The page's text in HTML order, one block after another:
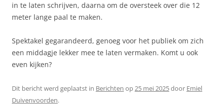
in te laten schrijven, daarna om de oversteek over die 12
meter lange paal te maken.
Spektakel gegarandeerd, genoeg voor het publiek om zich
een middagje lekker mee te laten vermaken. Komt u ook
even kijken?
Dit bericht werd geplaatst in Berichten op25 mei 2025door Emiel
Duivenvoorden.